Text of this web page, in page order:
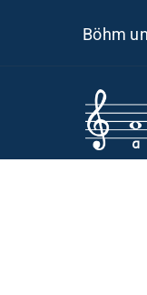
Böhm